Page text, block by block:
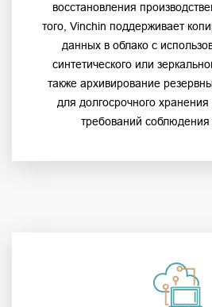
восстановления
того, Vinchin поддерживает
данных в облако с
синтетического или
также архивирование
для долгосрочного
требований соблюдения